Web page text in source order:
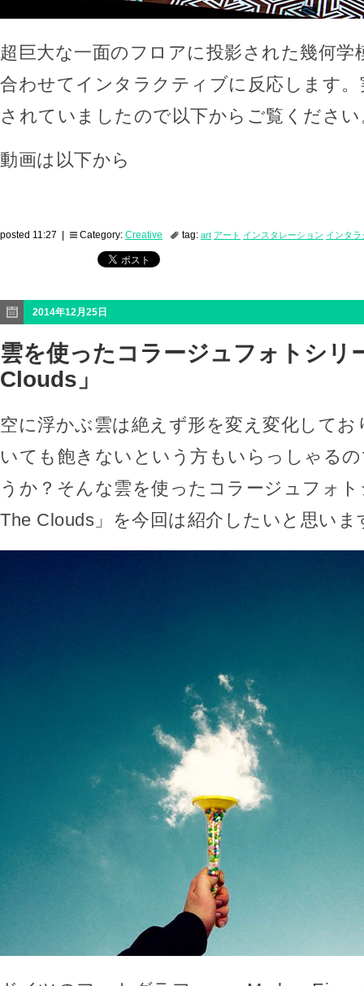
超巨大な一面のフロアに投影された幾何学
合わせてインタラクティブに反応します
されていましたので以下からご覧ください
動画は以下から
posted 11:27 | Category: Creative tag: art アート インスタレーション インタラ
2014年12月25日
雲を使ったコラージュフォトシリ
Clouds」
空に浮かぶ雲は絶えず形を変え変化して
いても飽きないという方もいらっしゃる
うか？そんな雲を使ったコラージュフォ
The Clouds」を今回は紹介したいと思いま